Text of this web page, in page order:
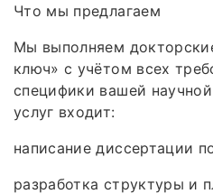
Что мы предлагаем
Мы выполняем
ключ» с учётом всех
специфики вашей
услуг входит:
написание диссертации
разработка структуры и